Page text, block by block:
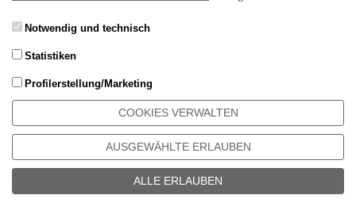
Notwendig und technisch
Statistiken
Profilerstellung/Marketing
COOKIES VERWALTEN
AUSGEWÄHLTE ERLAUBEN
ALLE ERLAUBEN